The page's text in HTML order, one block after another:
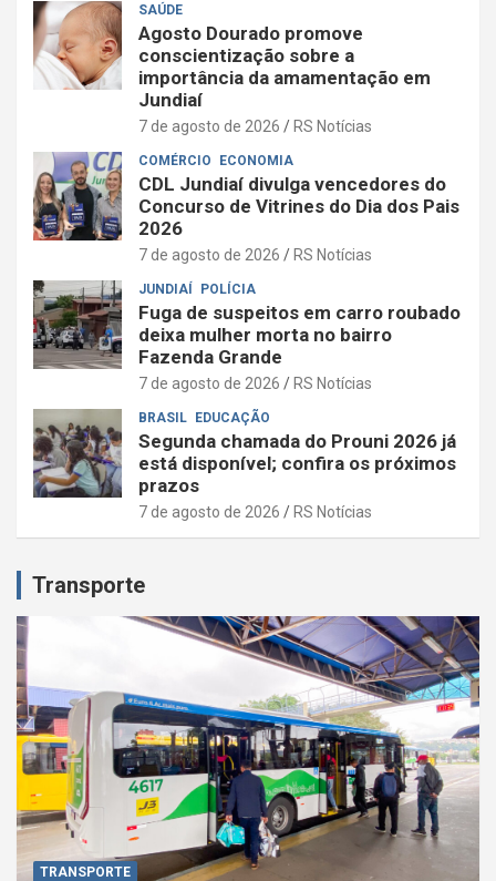
SAÚDE
Agosto Dourado promove
conscientização sobre a
importância da amamentação em
Jundiaí
7 de agosto de 2026 RS Notícias
COMÉRCIO ECONOMIA
CDL Jundiaí divulga vencedores do
Concurso de Vitrines do Dia dos Pais
2026
7 de agosto de 2026 RS Notícias
JUNDIAÍ POLÍCIA
Fuga de suspeitos em carro roubado
deixa mulher morta no bairro
Fazenda Grande
7 de agosto de 2026 RS Notícias
BRASIL EDUCAÇÃO
Segunda chamada do Prouni 2026 já
está disponível; confira os próximos
prazos
7 de agosto de 2026 RS Notícias
Transporte
TRANSPORTE